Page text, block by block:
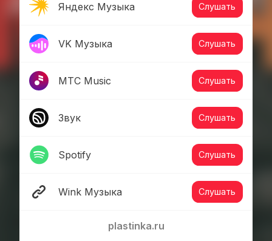
Яндекс Музыка Слушать
VK Музыка Слушать
МТС Music Слушать
Звук Слушать
Spotify Слушать
Wink Музыка Слушать
plastinka.ru